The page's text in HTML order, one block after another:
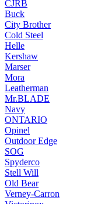
CJRB
Buck
City Brother
Cold Steel
Helle
Kershaw
Marser
Mora
Leatherman
Mr.BLADE
Navy
ONTARIO
Opinel
Outdoor Edge
SOG
Spyderco
Stell Will
Old Bear
Verney-Carron